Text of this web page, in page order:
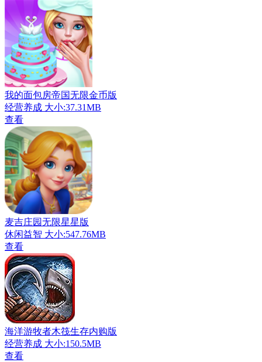
我的面包房帝国无限金币版
经营养成 大小:37.31MB
查看
麦吉庄园无限星星版
休闲益智 大小:547.76MB
查看
海洋游牧者木筏生存内购版
经营养成 大小:150.5MB
查看